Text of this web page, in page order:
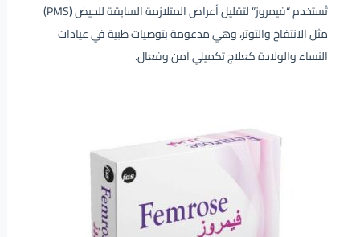
تُستخدم “فيمروز” لتقليل أعراض المتلازمة السابقة للحيض (PMS)
مثل الانتفاخ والتوتر، وهي مدعومة بتوصيات طبية في عيادات
النساء والولادة كعلاج تكميلي آمن وفعال.